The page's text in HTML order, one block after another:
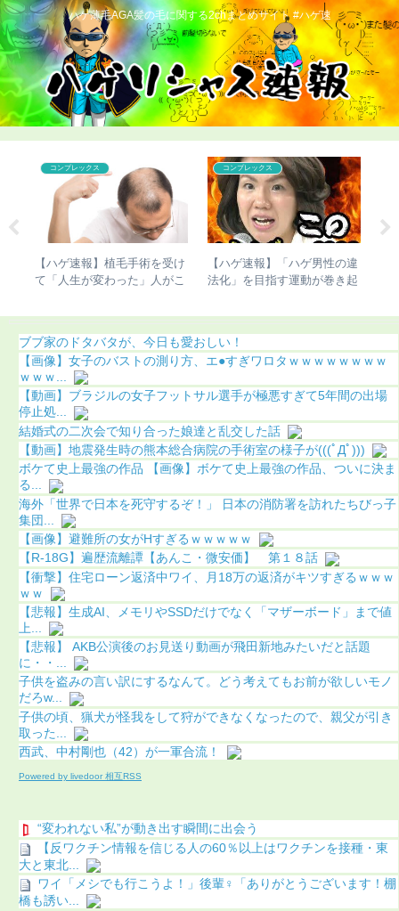
ハゲ薄毛AGA髪の毛に関する2chまとめサイト #ハゲ速
コンプレックス
【ハゲ速報】植毛手術を受け
て「人生が変わった」人がこ
コンプレックス
【ハゲ速報】「ハゲ男性の違
法化」を目指す運動が巻き起
ブブ家のドタバタが、今日も愛おしい！
【画像】女子のバストの測り方、エ●すぎワロタｗｗｗｗｗｗｗｗ
ｗｗｗ...
【動画】ブラジルの女子フットサル選手が極悪すぎて5年間の出場
停止処...
結婚式の二次会で知り合った娘達と乱交した話
【動画】地震発生時の熊本総合病院の手術室の様子が(((ﾟДﾟ)))
ボケて史上最強の作品 【画像】ボケて史上最強の作品、ついに決ま
る...
海外「世界で日本を死守するぞ！」 日本の消防署を訪れたちびっ子
集団...
【画像】避難所の女がHすぎるｗｗｗｗｗ
【R-18G】遍歴流離譚【あんこ・微安価】 第１８話
【衝撃】住宅ローン返済中ワイ、月18万の返済がキツすぎるｗｗｗ
ｗｗ
【悲報】生成AI、メモリやSSDだけでなく「マザーボード」まで値
上...
【悲報】 AKB公演後のお見送り動画が飛田新地みたいだと話題
に・・...
子供を盗みの言い訳にするなんて。どう考えてもお前が欲しいモノ
だろw...
子供の頃、猟犬が怪我をして狩ができなくなったので、親父が引き
取った...
西武、中村剛也（42）が一軍合流！
Powered by livedoor 相互RSS
“変われない私”が動き出す瞬間に出会う
【反ワクチン情報を信じる人の60％以上はワクチンを接種・東
大と東北...
ワイ「メシでも行こうよ！」後輩♀「ありがとうございます！棚
橋も誘い...